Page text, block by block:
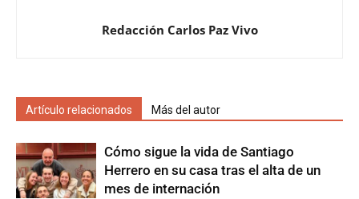
Redacción Carlos Paz Vivo
Artículo relacionados Más del autor
Cómo sigue la vida de Santiago
Herrero en su casa tras el alta de un
mes de internación